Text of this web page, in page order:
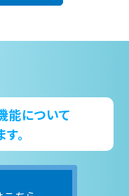
能について
。